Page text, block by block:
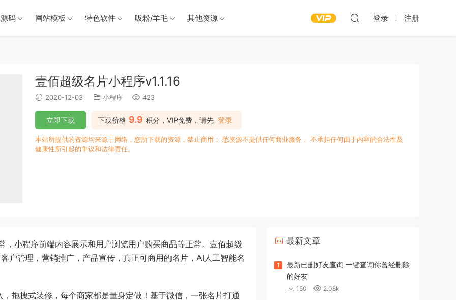
码 网站模板 特色软件 吸粉/羊毛 其他资源 登录 注册
壹佰超级名片小程序v1.1.16
2020-12-03 小程序 423
下载价格 9.9 积分，VIP免费，请先 登录
立即下载
本站所提供的资源均来源于网络，您所下载的资源，禁止商用； 愁资源不提供任何商业服务， 不承担任何由于内容的合法性及
健康性所引起的争议和法律责任。
小程序前端内容展示和用户浏览用户购买商品等正常。壹佰超级
户管理，营销推广，产品宣传，真正可商用的名片，AI人工智能名
拖拽式装修，每个商家都是量身定做！基于微信，一张名片打通
最新文章
1
最新已删好友查询 一键查询你曾经删除
的好友
150 2.08k